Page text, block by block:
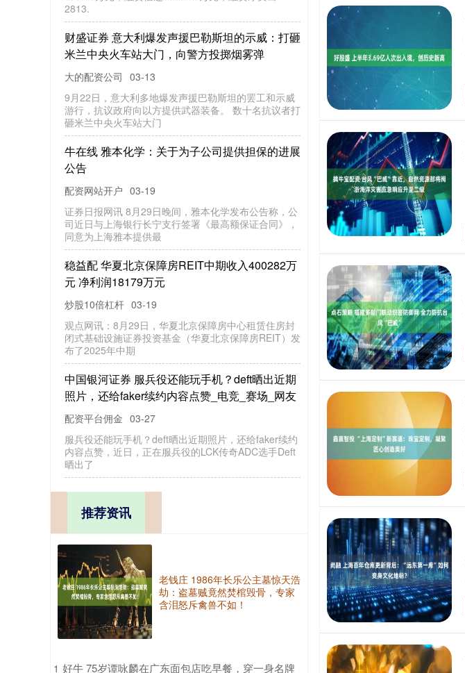
2813.
财盛证券 意大利爆发声援巴勒斯坦的示威：打砸
米兰中央火车站大门，向警方投掷烟雾弹
大的配资公司
03-13
9月22日，意大利多地爆发声援巴勒斯坦的罢工和示威
游行，抗议政府向以方提供武器装备。 数十名抗议者打
砸米兰中央火车站大门
牛在线 雅本化学：关于为子公司提供担保的进展
公告
配资网站开户
03-19
证券日报网讯 8月29日晚间，雅本化学发布公告称，公
司近日与上海银行长宁支行签署《最高额保证合同》，
同意为上海雅本提供最
稳益配 华夏北京保障房REIT中期收入400282万
元 净利润18179万元
炒股10倍杠杆
03-19
观点网讯：8月29日，华夏北京保障房中心租赁住房封
闭式基础设施证券投资基金（华夏北京保障房REIT）发
布了2025年中期
中国银河证券 服兵役还能玩手机？deft晒出近期
照片，还给faker续约内容点赞_电竞_赛场_网友
配资平台佣金
03-27
服兵役还能玩手机？deft晒出近期照片，还给faker续约
内容点赞，近日，正在服兵役的LCK传奇ADC选手Deft
晒出了
推荐资讯
老钱庄 1986年长乐公主墓惊天浩
劫：盗墓贼竟然焚棺毁骨，专家
含泪怒斥禽兽不如！
1 ​好牛 75岁谭咏麟在广东面包店吃早餐，穿一身名牌